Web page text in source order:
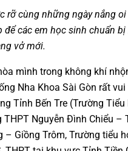
rỡ cùng những ngày nắng
để các em học sinh chuẩn
vở mới.
mình trong không khí
Nha Khoa Sài Gòn rất
Tỉnh Bến Tre (Trường
THPT Nguyễn Đình Chiểu
– Giồng Trôm, Trường tiểu